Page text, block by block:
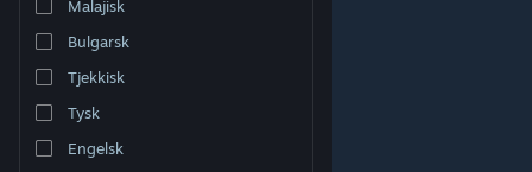
Malajisk
Bulgarsk
Tjekkisk
Tysk
Engelsk